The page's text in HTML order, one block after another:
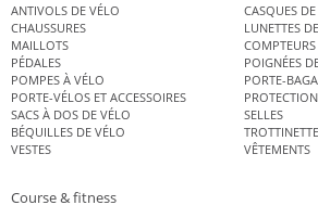
ANTIVOLS DE VÉLO
CASQUES
CHAUSSURES
LUNETTES
MAILLOTS
PÉDALES
POIGNÉES
POMPES À VÉLO
PORTE-
PORTE-VÉLOS ET ACCESSOIRES
SACS À DOS DE VÉLO
SELLES
BÉQUILLES DE VÉLO
TROTTINETTE
VESTES
VÊTEMENTS
Course & fitness